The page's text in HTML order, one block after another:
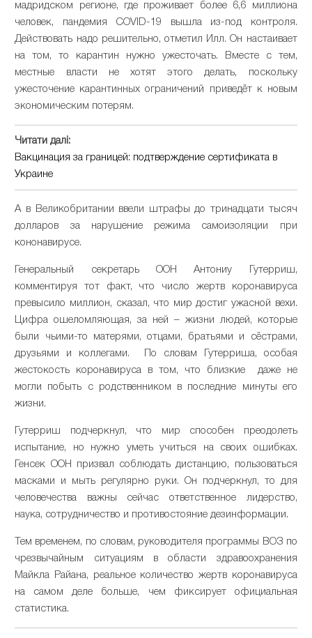
мадридском регионе, где проживает более 6,6 миллиона
человек, пандемия COVID-19 вышла из-под контроля.
Действовать надо решительно, отметил Илл. Он настаивает
на том, то карантин нужно ужесточать. Вместе с тем,
местные власти не хотят этого делать, поскольку
ужесточение карантинных ограничений приведёт к новым
экономическим потерям.
Читати далі:
Вакцинация за границей: подтверждение сертификата в
Украине
А в Великобритании ввели штрафы до тринадцати тысяч
долларов за нарушение режима самоизоляции при
кононавирусе.
Генеральный секретарь ООН Антониу Гутерриш,
комментируя тот факт, что число жертв коронавируса
превысило миллион, сказал, что мир достиг ужасной вехи.
Цифра ошеломляющая, за ней – жизни людей, которые
были чьими-то матерями, отцами, братьями и сёстрами,
друзьями и коллегами. По словам Гутерриша, особая
жестокость коронавируса в том, что близкие даже не
могли побыть с родственником в последние минуты его
жизни.
Гутерриш подчеркнул, что мир способен преодолеть
испытание, но нужно уметь учиться на своих ошибках.
Генсек ООН призвал соблюдать дистанцию, пользоваться
масками и мыть регулярно руки. Он подчеркнул, то для
человечества важны сейчас ответственное лидерство,
наука, сотрудничество и противостояние дезинформации.
Тем временем, по словам, руководителя программы ВОЗ по
чрезвычайным ситуациям в области здравоохранения
Майкла Райана, реальное количество жертв коронавируса
на самом деле больше, чем фиксирует официальная
статистика.